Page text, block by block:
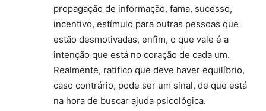
propagação de informação, fama, sucesso,
incentivo, estímulo para outras pessoas que
estão desmotivadas, enfim, o que vale é a
intenção que está no coração de cada um.
Realmente, ratifico que deve haver equilíbrio,
caso contrário, pode ser um sinal, de que está
na hora de buscar ajuda psicológica.